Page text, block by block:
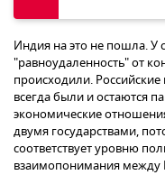
Индия на это не пошла. У
"равноудаленность" от
происходили.
всегда были и остаются
экономические
двумя государствами,
соответствует уровню
взаимопонимания между